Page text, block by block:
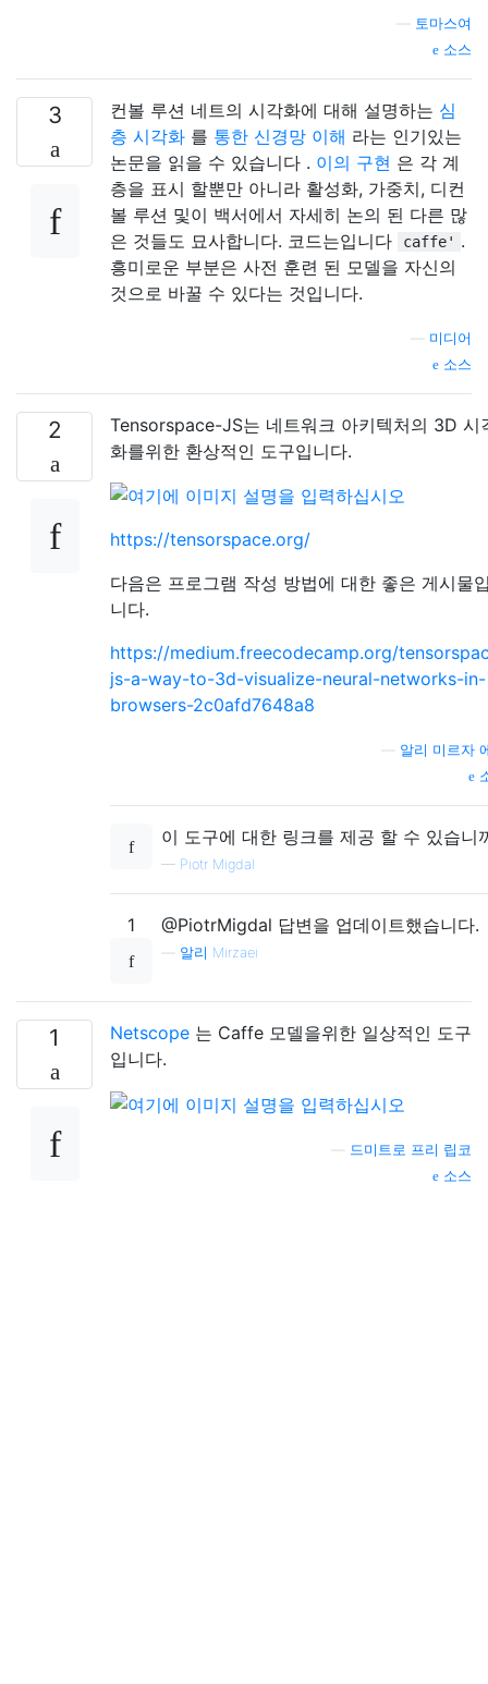
토마스여
소스
3 컨볼 루션 네트의 시각화에 대해 설명하는 심
층 시각화 를 통한 신경망 이해 라는 인기있는
논문을 읽을 수 있습니다 . 이의 구현 은 각 계
층을 표시 할뿐만 아니라 활성화, 가중치, 디컨
볼 루션 및이 백서에서 자세히 논의 된 다른 많
은 것들도 묘사합니다. 코드는입니다
caffe' .
흥미로운 부분은 사전 훈련 된 모델을 자신의
것으로 바꿀 수 있다는 것입니다.
미디어
소스
2
Tensorspace-JS는 네트워크 아키텍처의 3D 시
화를위한 환상적인 도구입니다.
https://tensorspace.org/
다음은 프로그램 작성 방법에 대한 좋은 게시물
니다.
https://medium.freecodecamp.org/
js-a-way-to-3d-visualize-neural-networks-in-
browsers-2c0afd7648a8
알리 미르자
이 도구에 대한 링크를 제공 할 수 있습니
— Piotr Migdal
1 @PiotrMigdal 답변을 업데이트했습니다.
알리 Mirzaei
1 Netscope 는 Caffe 모델을위한 일상적인 도구
입니다.
드미트로 프리 립코
소스